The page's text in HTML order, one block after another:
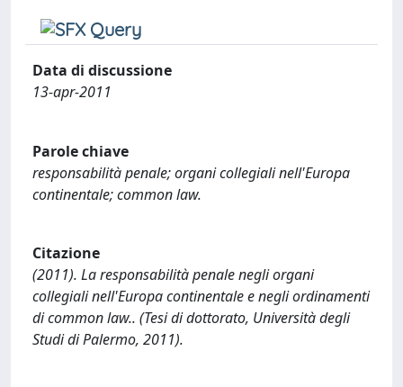
Data di discussione
13-apr-2011
Parole chiave
responsabilità penale; organi collegiali nell'Europa
continentale; common law.
Citazione
(2011). La responsabilità penale negli organi
collegiali nell'Europa continentale e negli ordinamenti
di common law.. (Tesi di dottorato, Università degli
Studi di Palermo, 2011).